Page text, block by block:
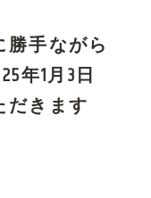
手ながら
年1月3日
だきます